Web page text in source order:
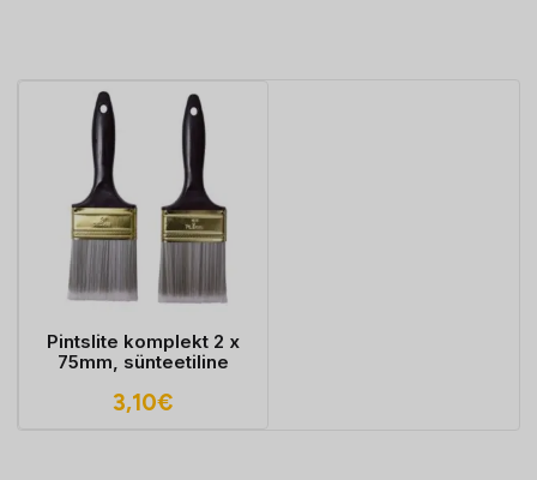
Pintslite komplekt 2 x
75mm, sünteetiline
3,10€